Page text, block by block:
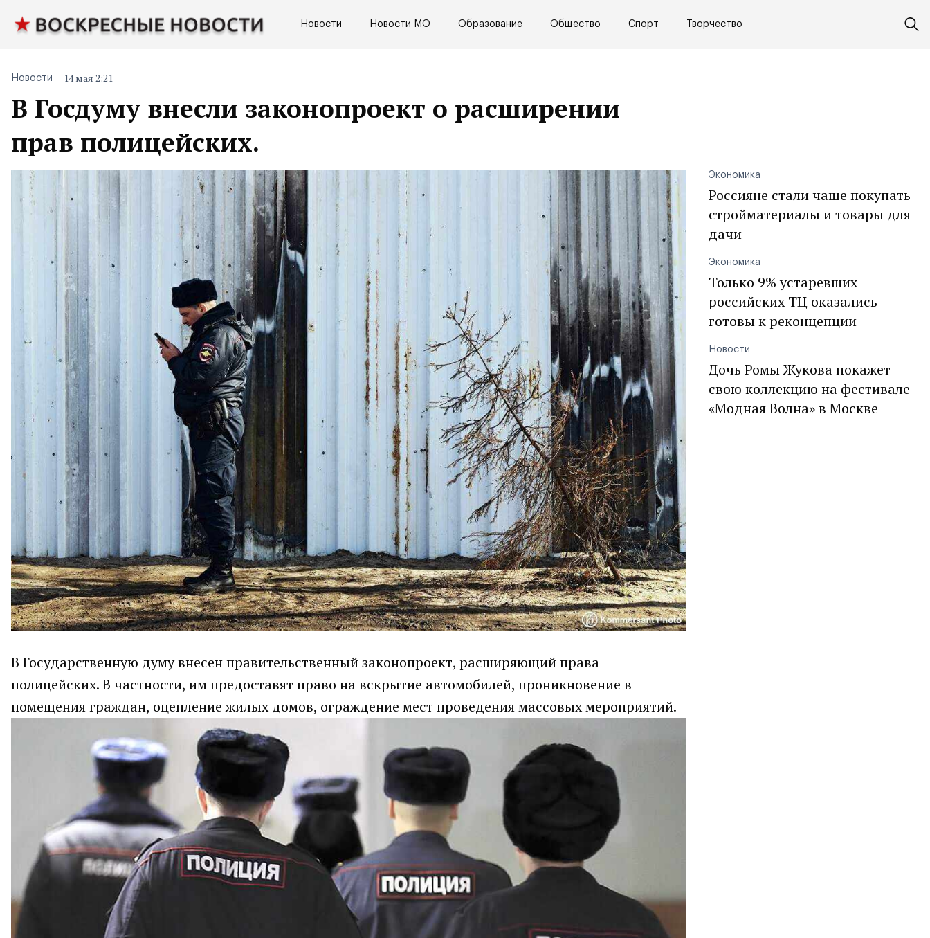
Новости Новости МО Образование Общество Спорт Творчество
В Госдуму внесли законопроект о расширении
прав полицейских.
Новости 14 мая 2:21
В Государственную думу внесен правительственный законопроект, расширяющий права
полицейских. В частности, им предоставят право на вскрытие автомобилей, проникновение в
помещения граждан, оцепление жилых домов, ограждение мест проведения массовых мероприятий.
Экономика
Россияне стали чаще покупать
стройматериалы и товары для
дачи
Экономика
Только 9% устаревших
российских ТЦ оказались
готовы к реконцепции
Новости
Дочь Ромы Жукова покажет
свою коллекцию на фестивале
«Модная Волна» в Москве